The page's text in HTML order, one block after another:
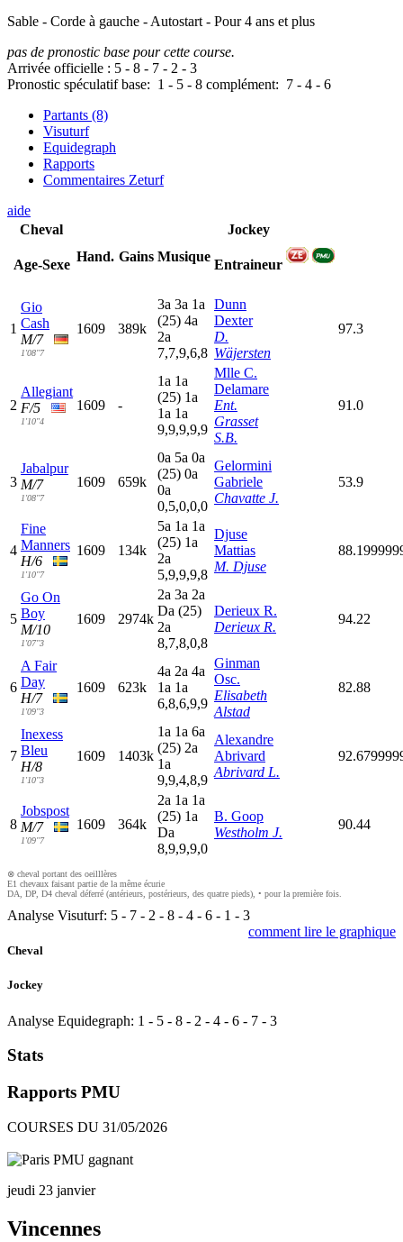
Sable - Corde à gauche - Autostart - Pour 4 ans et plus
pas de pronostic base pour cette course.
Arrivée officielle : 5 - 8 - 7 - 2 - 3
Pronostic spéculatif base: 1 - 5 - 8 complément: 7 - 4 - 6
Partants (8)
Visuturf
Equidegraph
Rapports
Commentaires Zeturf
aide
Cheval
Age-Sexe
Hand. Gains Musique
Jockey
Entraineur
1
Gio
Cash
M/7
1'08"7
1609 389k
3a 3a 1a
(25) 4a
2a
7,7,9,6,8
Dunn
Dexter
D.
Wäjersten
97.3
2
Allegiant
F/5
1'10"4
1609 -
1a 1a
(25) 1a
1a 1a
9,9,9,9,9
Mlle C.
Delamare
Ent.
Grasset
S.B.
91.0
3
Jabalpur
M/7
1'08"7
1609 659k
0a 5a 0a
(25) 0a
0a
0,5,0,0,0
Gelormini
Gabriele
Chavatte J.
53.9
4
Fine
Manners
H/6
1'10"7
1609 134k
5a 1a 1a
(25) 1a
2a
5,9,9,9,8
Djuse
Mattias
M. Djuse
5
Go On
Boy
M/10
1'07"3
1609 2974k
2a 3a 2a
Da (25)
2a
8,7,8,0,8
Derieux R.
Derieux R.
94.22
6
A Fair
Day
H/7
1'09"3
1609 623k
4a 2a 4a
1a 1a
6,8,6,9,9
Ginman
Osc.
Elisabeth
Alstad
82.88
7
Inexess
Bleu
H/8
1'10"3
1609 1403k
1a 1a 6a
(25) 2a
1a
9,9,4,8,9
Alexandre
Abrivard
Abrivard L.
8
Jobspost
M/7
1'09"7
1609 364k
2a 1a 1a
(25) 1a
Da
8,9,9,9,0
B. Goop
Westholm J.
90.44
⊗ cheval portant des oeilllères
E1 chevaux faisant partie de la même écurie
DA, DP, D4 cheval déferré (antérieurs, postérieurs, des quatre pieds), • pour la première fois.
Analyse Visuturf: 5 - 7 - 2 - 8 - 4 - 6 - 1 - 3
comment lire le graphique
Cheval
Jockey
Analyse Equidegraph: 1 - 5 - 8 - 2 - 4 - 6 - 7 - 3
Stats
Rapports PMU
COURSES DU 31/05/2026
jeudi 23 janvier
Vincennes